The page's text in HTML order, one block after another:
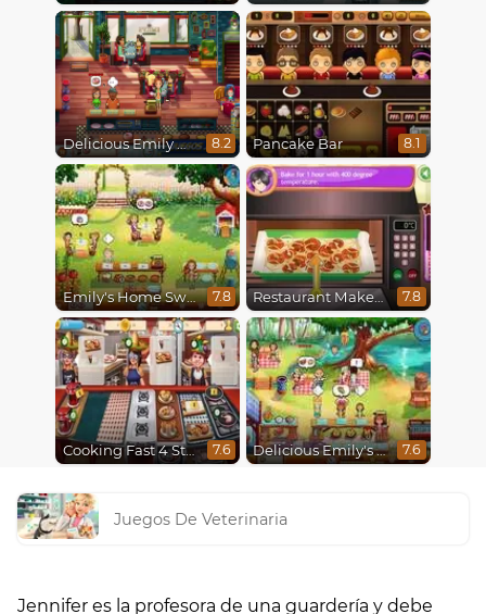
Delicious Emily New Beginning 8.2 Pancake Bar 8.1
Emily's Home Sweet Home 7.8 Restaurant Makeover 7.8
Cooking Fast 4 Steak 7.6 Delicious Emily's Hopes And Fears 7.6
Juegos De Veterinaria
Jennifer es la profesora de una guardería y debe